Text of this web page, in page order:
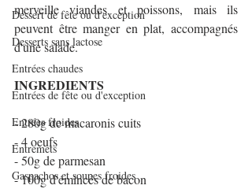
Dessert de fête ou d'exception
Desserts sans lactose
Entrées chaudes
Entrées de fête ou d'exception
Entrées froides
Entremets
Gaspachos et soupes froides
merveille viandes et poissons, mais ils
peuvent être manger en plat, accompagnés
d'une salade.
INGREDIENTS
- 280g de macaronis cuits
- 4 oeufs
- 50g de parmesan
- 100g d'émincés de bacon